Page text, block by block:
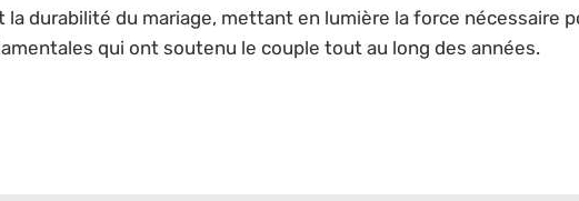
durabilité du mariage, mettant en lumière la force nécessaire
qui ont soutenu le couple tout au long des années.